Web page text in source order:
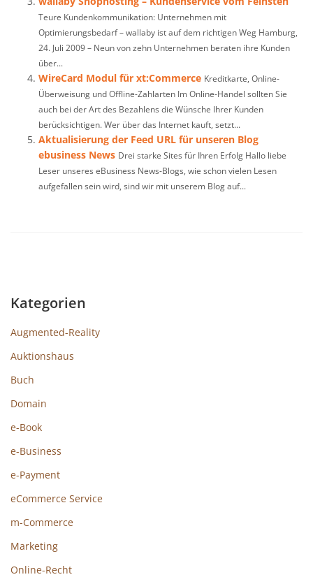
Teure Kundenkommunikation: Unternehmen mit
Optimierungsbedarf – wallaby ist auf dem richtigen Weg Hamburg,
24. Juli 2009 – Neun von zehn Unternehmen beraten ihre Kunden
über...
WireCard Modul für xt:Commerce Kreditkarte, Online-
Überweisung und Offline-Zahlarten Im Online-Handel sollten Sie
auch bei der Art des Bezahlens die Wünsche Ihrer Kunden
berücksichtigen. Wer über das Internet kauft, setzt...
Aktualisierung der Feed URL für unseren Blog
ebusiness News Drei starke Sites für Ihren Erfolg Hallo liebe
Leser unseres eBusiness News-Blogs, wie schon vielen Lesen
aufgefallen sein wird, sind wir mit unserem Blog auf...
Kategorien
Augmented-Reality
Auktionshaus
Buch
Domain
e-Book
e-Business
e-Payment
eCommerce Service
m-Commerce
Marketing
Online-Recht